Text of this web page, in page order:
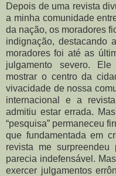
Depois de uma revista
a minha comunidade
da nação, os moradores
indignação, destacando
moradores foi até as
julgamento severo.
mostrar o centro da
vivacidade de nossa
internacional e a
admitiu estar errada.
“pesquisa” permaneceu
que fundamentada em
revista me surpreendeu
parecia indefensável.
exercer julgamentos